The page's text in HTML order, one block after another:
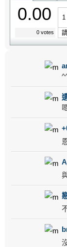
0.00
0 votes
1